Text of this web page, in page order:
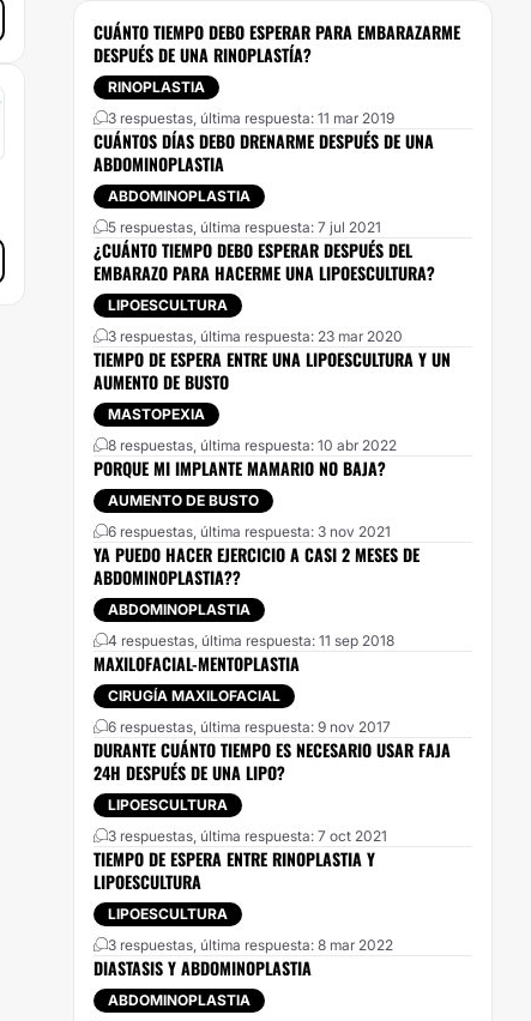
CUÁNTO TIEMPO DEBO ESPERAR PARA EMBARAZARME
DESPUÉS DE UNA RINOPLASTÍA?
RINOPLASTIA
3 respuestas, última respuesta: 11 mar 2019
CUÁNTOS DÍAS DEBO DRENARME DESPUÉS DE UNA
ABDOMINOPLASTIA
ABDOMINOPLASTIA
5 respuestas, última respuesta: 7 jul 2021
¿CUÁNTO TIEMPO DEBO ESPERAR DESPUÉS DEL
EMBARAZO PARA HACERME UNA LIPOESCULTURA?
LIPOESCULTURA
3 respuestas, última respuesta: 23 mar 2020
TIEMPO DE ESPERA ENTRE UNA LIPOESCULTURA Y UN
AUMENTO DE BUSTO
MASTOPEXIA
8 respuestas, última respuesta: 10 abr 2022
PORQUE MI IMPLANTE MAMARIO NO BAJA?
AUMENTO DE BUSTO
6 respuestas, última respuesta: 3 nov 2021
YA PUEDO HACER EJERCICIO A CASI 2 MESES DE
ABDOMINOPLASTIA??
ABDOMINOPLASTIA
4 respuestas, última respuesta: 11 sep 2018
MAXILOFACIAL-MENTOPLASTIA
CIRUGÍA MAXILOFACIAL
6 respuestas, última respuesta: 9 nov 2017
DURANTE CUÁNTO TIEMPO ES NECESARIO USAR FAJA
24H DESPUÉS DE UNA LIPO?
LIPOESCULTURA
3 respuestas, última respuesta: 7 oct 2021
TIEMPO DE ESPERA ENTRE RINOPLASTIA Y
LIPOESCULTURA
LIPOESCULTURA
3 respuestas, última respuesta: 8 mar 2022
DIASTASIS Y ABDOMINOPLASTIA
ABDOMINOPLASTIA